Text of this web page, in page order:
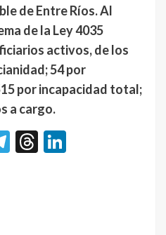
de Entre Ríos. Al
de la Ley 4035
activos, de los
54 por
por incapacidad total;
a cargo.
Telegram
Threads